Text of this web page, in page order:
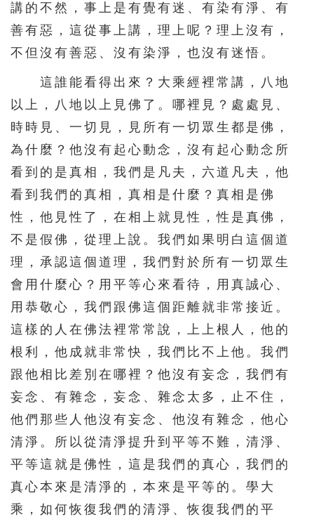
616 618 619 620
632 633 634 635
636 637 638 639 640
641 642 643 644
講的不然，事上是有覺有迷、有染有淨、有
善有惡，這從事上講，理上呢？理上沒有，
不但沒有善惡、沒有染淨，也沒有迷悟。
這誰能看得出來？大乘經裡常講，八地
以上，八地以上見佛了。哪裡見？處處見、
時時見、一切見，見所有一切眾生都是佛，
為什麼？他沒有起心動念，沒有起心動念所
看到的是真相，我們是凡夫，六道凡夫，他
看到我們的真相，真相是什麼？真相是佛
性，他見性了，在相上就見性，性是真佛，
不是假佛，從理上說。我們如果明白這個道
理，承認這個道理，我們對於所有一切眾生
會用什麼心？用平等心來看待，用真誠心、
用恭敬心，我們跟佛這個距離就非常接近。
這樣的人在佛法裡常常說，上上根人，他的
根利，他成就非常快，我們比不上他。我們
跟他相比差別在哪裡？他沒有妄念，我們有
妄念、有雜念，妄念、雜念太多，止不住，
他們那些人他沒有妄念、他沒有雜念，他心
清淨。所以從清淨提升到平等不難，清淨、
平等這就是佛性，這是我們的真心，我們的
真心本來是清淨的，本來是平等的。學大
乘，如何恢復我們的清淨、恢復我們的平